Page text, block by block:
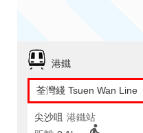
港鐵
荃灣綫 Tsuen Wan Line
尖沙咀 港鐵站